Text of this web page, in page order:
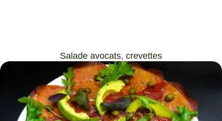
Salade avocats, crevettes